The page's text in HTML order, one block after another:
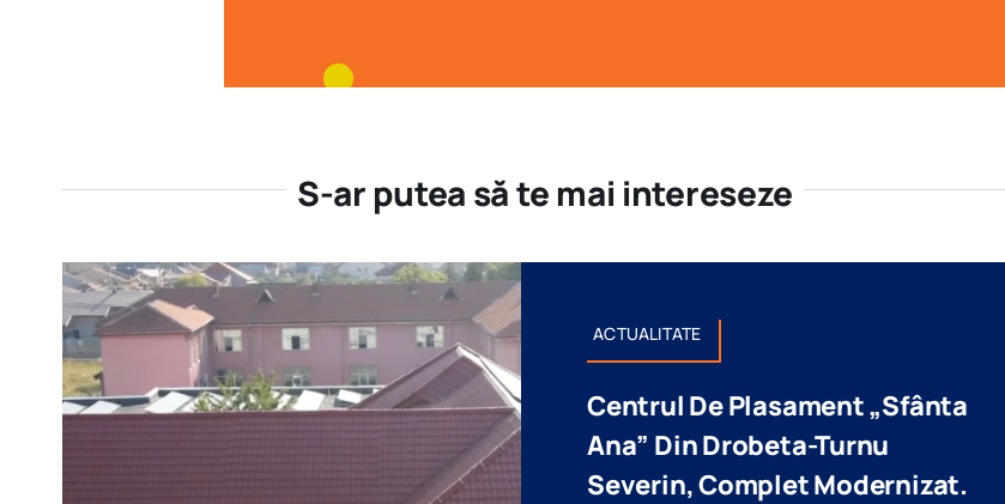
S-ar putea să te mai intereseze
ACTUALITATE
Centrul De Plasament „Sfânta
Ana” Din Drobeta-Turnu
Severin, Complet Modernizat.
ZEBLEX Modernizează Școli În
Mehedinți